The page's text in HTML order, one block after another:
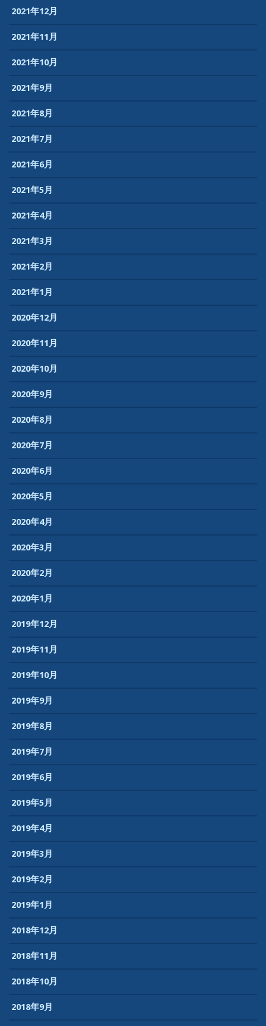
2021年12月
2021年11月
2021年10月
2021年9月
2021年8月
2021年7月
2021年6月
2021年5月
2021年4月
2021年3月
2021年2月
2021年1月
2020年12月
2020年11月
2020年10月
2020年9月
2020年8月
2020年7月
2020年6月
2020年5月
2020年4月
2020年3月
2020年2月
2020年1月
2019年12月
2019年11月
2019年10月
2019年9月
2019年8月
2019年7月
2019年6月
2019年5月
2019年4月
2019年3月
2019年2月
2019年1月
2018年12月
2018年11月
2018年10月
2018年9月